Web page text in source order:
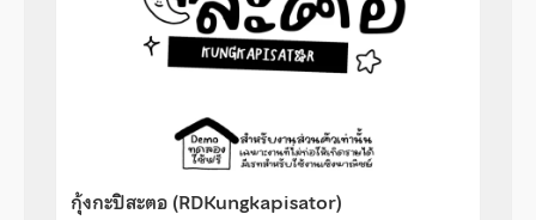
กุ้งกะปิสะตอ (RDKungkapisator)